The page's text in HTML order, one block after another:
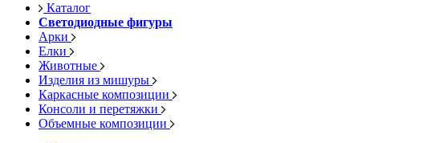
Каталог
Светодиодные фигуры
Арки
Елки
Животные
Изделия из мишуры
Каркасные композиции
Консоли и перетяжки
Объемные композиции